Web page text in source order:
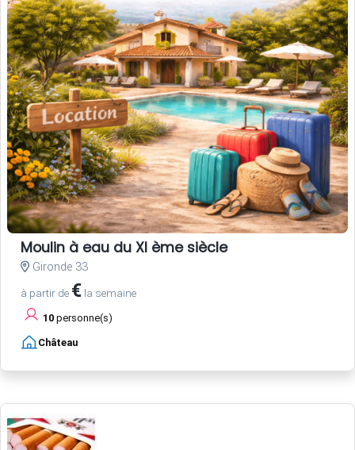
Moulin à eau du XI ème siècle
Gironde 33
à partir de € la semaine
10 personne(s)
Château